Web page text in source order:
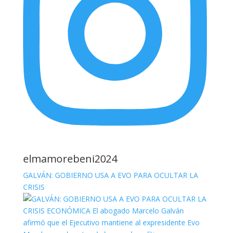
elmamorebeni2024
GALVÁN: GOBIERNO USA A EVO PARA OCULTAR LA
CRISIS